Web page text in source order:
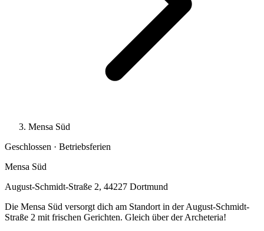
Mensa Süd
Geschlossen · Betriebsferien
Mensa Süd
August-Schmidt-Straße 2, 44227 Dortmund
Die Mensa Süd versorgt dich am Standort in der August-Schmidt-
Straße 2 mit frischen Gerichten. Gleich über der Archeteria!